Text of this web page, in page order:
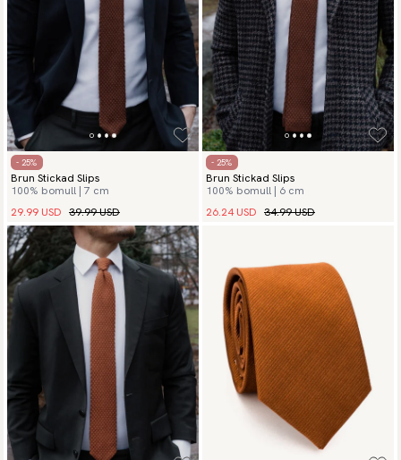
- 25%
Brun Stickad Slips
100% bomull | 7 cm
29.99 USD 39.99 USD
- 25%
Brun Stickad Slips
100% bomull | 6 cm
26.24 USD 34.99 USD